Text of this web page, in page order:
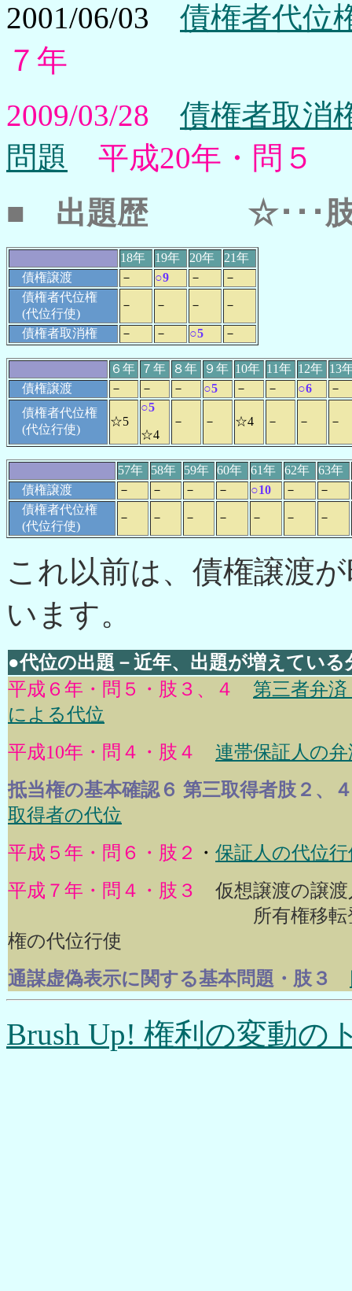
2001/06/03 債権者代位
７年
2009/03/28 債権者取消
問題
平成20年・問５
■ 出題歴 ☆･･･肢
18年 19年 20年
21年
債権譲渡
－ ○9 －
－
債権者代位権
(代位行使)
－ － － －
債権者取消権 － － ○5 －
６年 ７年 ８年 ９年 10年 11年 12年 13
債権譲渡
－ － － ○5 － － ○6
－
債権者代位権
(代位行使)
☆5
○5
☆4
－ － ☆4 － － －
57年 58年 59年 60年 61年 62年
63年
債権譲渡
－ － － － ○10 －
－
債権者代位権
(代位行使)
－ － － － － － －
これ以前は、債権譲渡
います。
●代位の出題－近年、出題が増えている
平成６年・問５・肢３、４
第三者弁
による代位
平成10年・問４・肢４
連帯保証人の
抵当権の基本確認６ 第三取得者肢２、４
取得者の代位
平成５年・問６・肢２
・ 保証人の代位行
平成７年・問４・肢３
仮想譲渡の譲
所有権移転登記抹
権の代位行使
通謀虚偽表示に関する基本問題・肢３
Brush Up! 権利の変動の